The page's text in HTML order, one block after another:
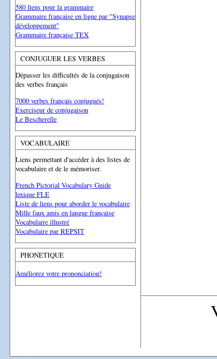
580 liens pour la grammaire
Grammaire française en ligne par "Synapse
développement"
Grammaire française TEX
CONJUGUER LES VERBES
Dépasser les difficultés de la conjugaison
des verbes français
7000 verbes français conjugués!
Exerciseur de conjugaison
Le Bescherelle
VOCABULAIRE
Liens permettant d'accéder à des listes de
vocabulaire et de le mémoriser.
French Pictorial Vocabulary Guide
lexique FLE
Liste de liens pour aborder le vocabulaire
Mille faux amis en langue française
Vocabulaire illustré
Vocabulaire par REPSIT
PHONETIQUE
Améliorez votre prononciation!